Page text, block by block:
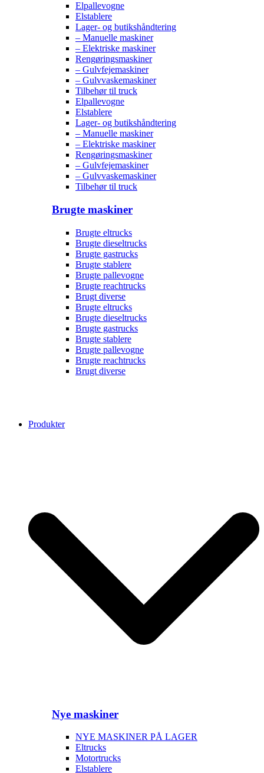
Elpallevogne
Elstablere
Lager- og butikshåndtering
– Manuelle maskiner
– Elektriske maskiner
Rengøringsmaskiner
– Gulvfejemaskiner
– Gulvvaskemaskiner
Tilbehør til truck
Elpallevogne
Elstablere
Lager- og butikshåndtering
– Manuelle maskiner
– Elektriske maskiner
Rengøringsmaskiner
– Gulvfejemaskiner
– Gulvvaskemaskiner
Tilbehør til truck
Brugte maskiner
Brugte eltrucks
Brugte dieseltrucks
Brugte gastrucks
Brugte stablere
Brugte pallevogne
Brugte reachtrucks
Brugt diverse
Brugte eltrucks
Brugte dieseltrucks
Brugte gastrucks
Brugte stablere
Brugte pallevogne
Brugte reachtrucks
Brugt diverse
Produkter
Nye maskiner
NYE MASKINER PÅ LAGER
Eltrucks
Motortrucks
Elstablere